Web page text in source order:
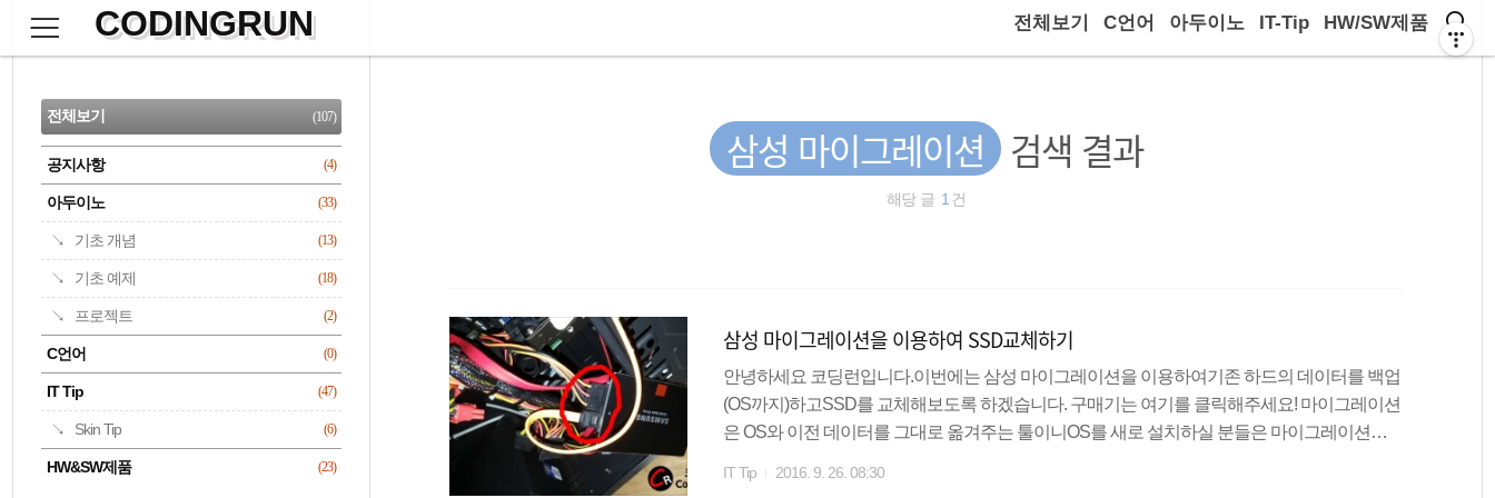
으
CODINGRUN 전체보기 C언어 아두이노 IT-Tip HW/SW제품
삼성 마이그레이션 검색 결과
해당 글 1 건
삼성 마이그레이션을 이용하여 SSD교체하기
안녕하세요 코딩런입니다.이번에는 삼성 마이그레이션을 이용하여기존 하드의 데이터를 백업
(OS까지)하고SSD를 교체해보도록 하겠습니다. 구매기는 여기를 클릭해주세요! 마이그레이션
은 OS와 이전 데이터를 그대로 옮겨주는 툴이니OS를 새로 설치하실 분들은 마이그레이션을
를 구매하면 위와같은 설명서가 들어있습니다.데스크탑을 위한 설명서 이구요. 노트북을 사용
IT Tip 2016. 9. 26. 08:30
CATEGORY
전체보기 (107)
공지사항 (4)
아두이노 (33)
기초 개념 (13)
기초 예제 (18)
프로젝트 (2)
C언어 (0)
IT Tip (47)
Skin Tip (6)
HW&SW제품 (23)
검